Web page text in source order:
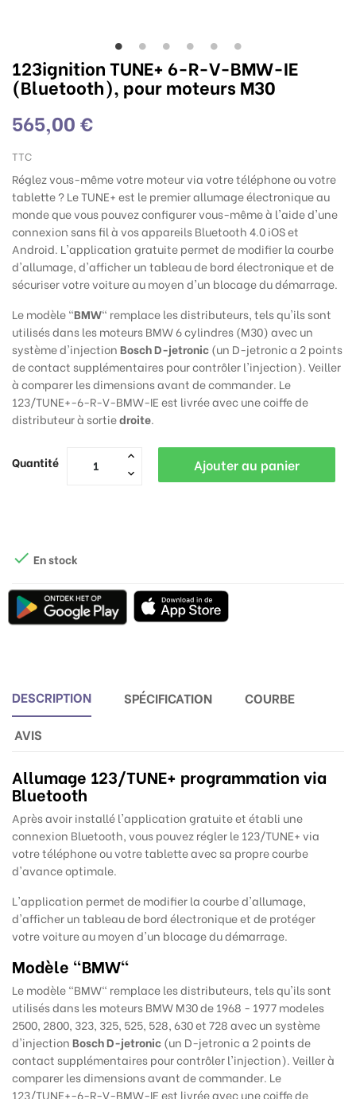
123ignition TUNE+ 6-R-V-BMW-IE
(Bluetooth), pour moteurs M30
565,00 €
TTC
Réglez vous-même votre moteur via votre téléphone ou votre
tablette ? Le TUNE+ est le premier allumage électronique au
monde que vous pouvez configurer vous-même à l'aide d'une
connexion sans fil à vos appareils Bluetooth 4.0 iOS et
Android. L'application gratuite permet de modifier la courbe
d'allumage, d'afficher un tableau de bord électronique et de
sécuriser votre voiture au moyen d'un blocage du démarrage.
Le modèle "BMW" remplace les distributeurs, tels qu'ils sont
utilisés dans les moteurs BMW 6 cylindres (M30) avec un
système d'injectionBosch D-jetronic(un D-jetronic a 2 points
de contact supplémentaires pour contrôler l'injection). Veiller
à comparer les dimensions avant de commander. Le
123/TUNE+-6-R-V-BMW-IE est livrée avec une coiffe de
distributeur à sortiedroite.
Quantité Ajouter au panier
 En stock
DESCRIPTION SPÉCIFICATION
COURBE
AVIS
Allumage 123/TUNE+ programmation via
Bluetooth
Après avoir installé l'application gratuite et établi une
connexion Bluetooth, vous pouvez régler le 123/TUNE+ via
votre téléphone ou votre tablette avec sa propre courbe
d'avance optimale.
L'application permet de modifier la courbe d'allumage,
d'afficher un tableau de bord électronique et de protéger
votre voiture au moyen d'un blocage du démarrage.
Modèle "BMW"
Le modèle "BMW" remplace les distributeurs, tels qu'ils sont
utilisés dans les moteurs BMW M30 de 1968 - 1977 modeles
2500, 2800, 323, 325, 525, 528, 630 et 728 avec un système
d'injectionBosch D-jetronic(un D-jetronic a 2 points de
contact supplémentaires pour contrôler l'injection). Veiller à
comparer les dimensions avant de commander. Le
123/TUNE+-6-R-V-BMW-IE est livrée avec une coiffe de